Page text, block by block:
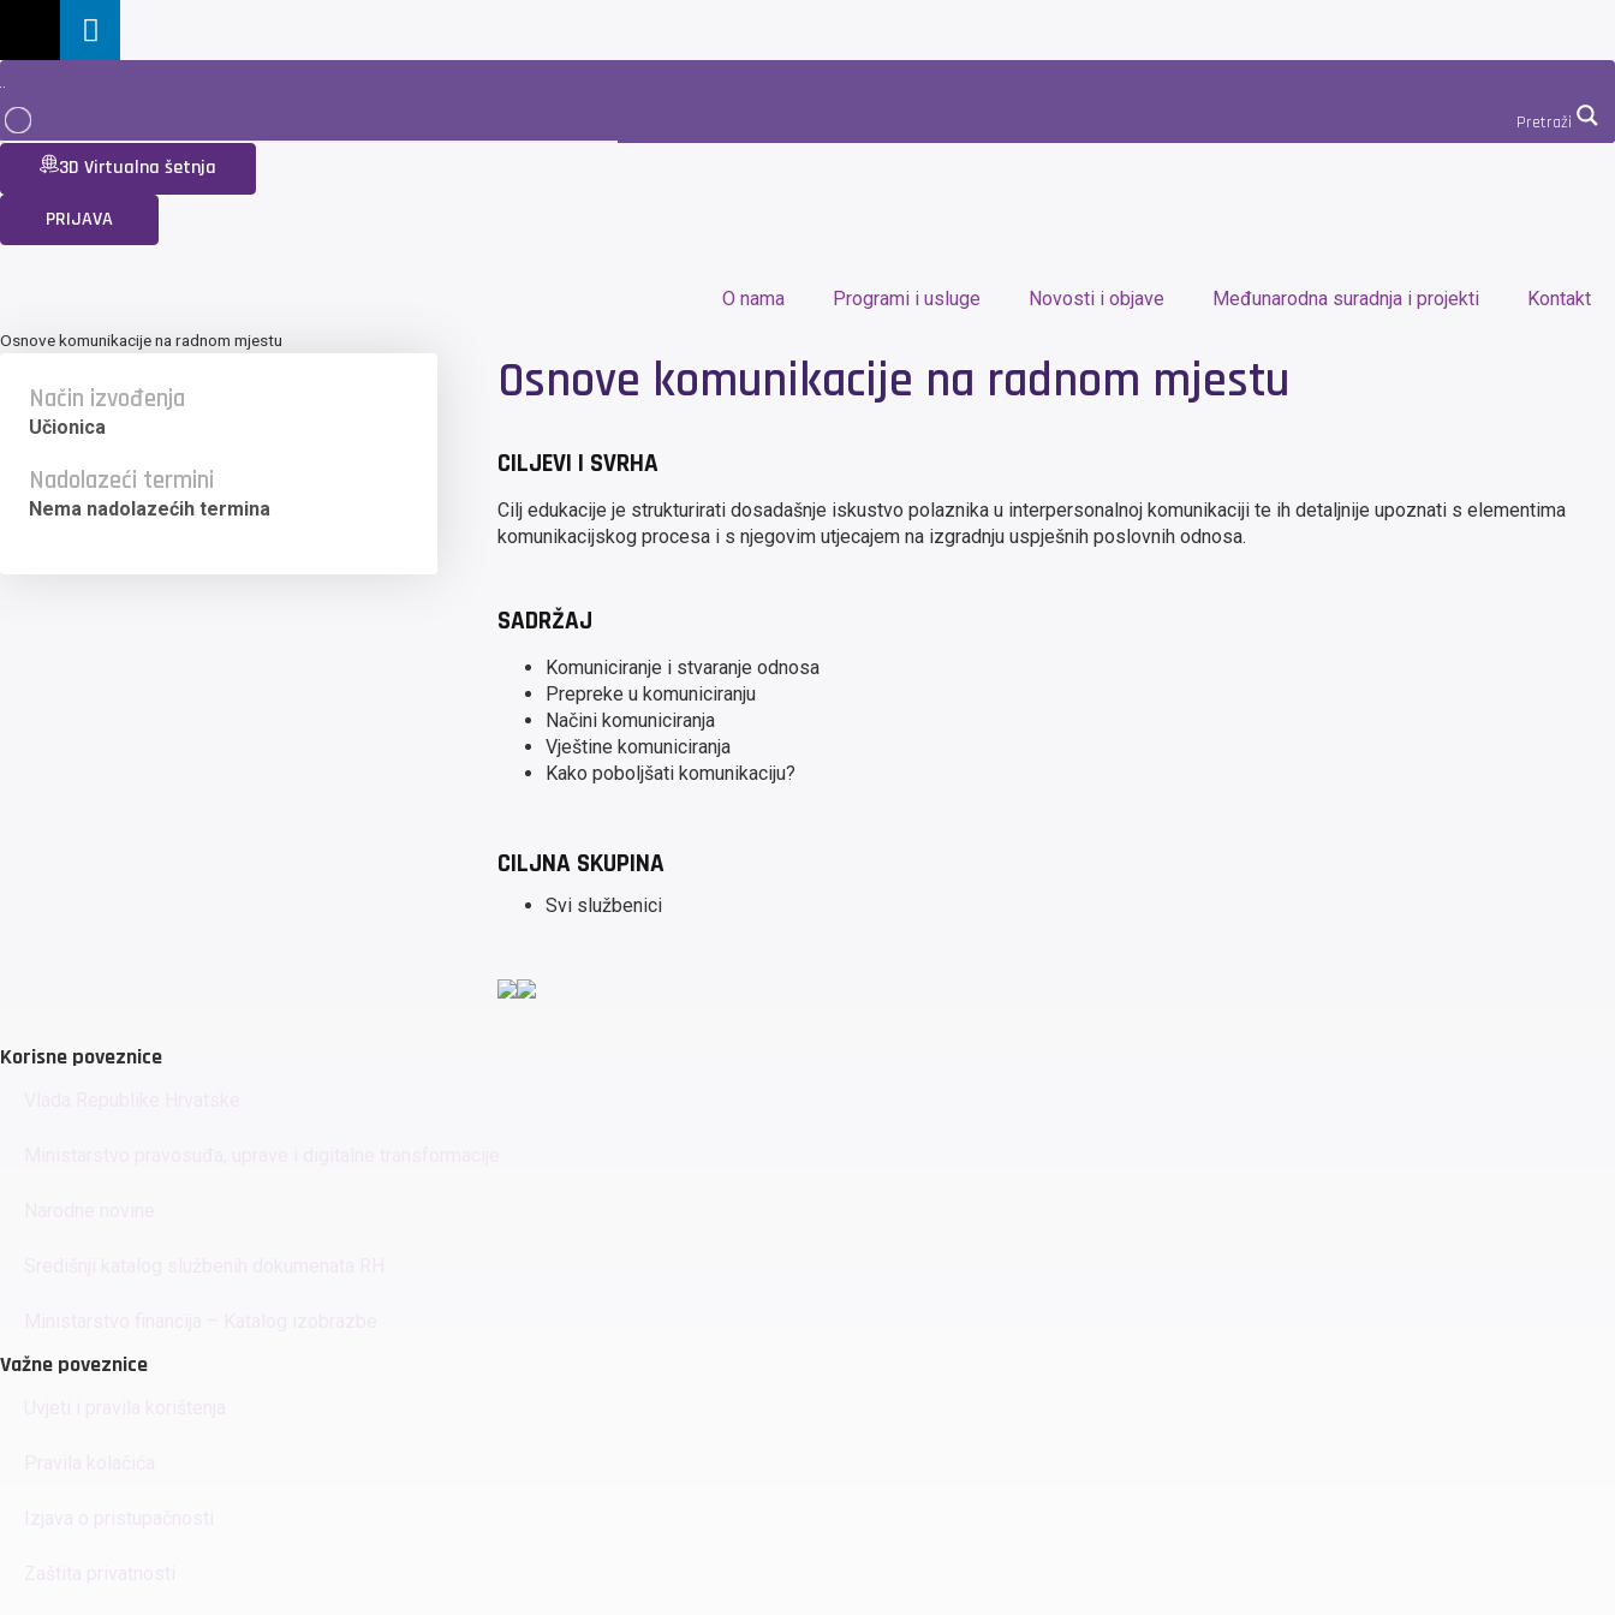
Pretraži
3D Virtualna šetnja
PRIJAVA
O nama Programi i usluge Novosti i objave Međunarodna suradnja i projekti Kontakt
Osnove komunikacije na radnom mjestu
Način izvođenja
Učionica
Nadolazeći termini
Nema nadolazećih termina
Osnove komunikacije na radnom mjestu
CILJEVI I SVRHA
Cilj edukacije je strukturirati dosadašnje iskustvo polaznika u interpersonalnoj komunikaciji te ih detaljnije upoznati s elementima
komunikacijskog procesa i s njegovim utjecajem na izgradnju uspješnih poslovnih odnosa.
SADRŽAJ
Komuniciranje i stvaranje odnosa
Prepreke u komuniciranju
Načini komuniciranja
Vještine komuniciranja
Kako poboljšati komunikaciju?
CILJNA SKUPINA
Svi službenici
Korisne poveznice
Važne poveznice